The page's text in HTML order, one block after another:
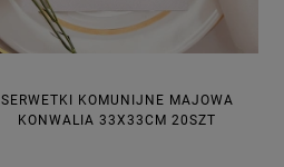
SERWETKI KOMUNIJNE MAJOWA
KONWALIA 33X33CM 20SZT